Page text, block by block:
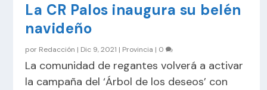
La CR Palos inaugura su belén
navideño
por Redacción | Dic 9, 2021 | Provincia | 0
La comunidad de regantes volverá a activar
la campaña del ‘Árbol de los deseos’ con